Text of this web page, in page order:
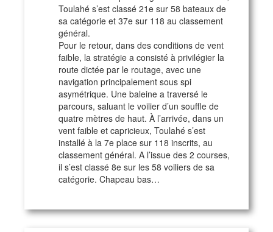
Toulahé s’est classé 21e sur 58 bateaux de
sa catégorie et 37e sur 118 au classement
général.
Pour le retour, dans des conditions de vent
faible, la stratégie a consisté à privilégier la
route dictée par le routage, avec une
navigation principalement sous spi
asymétrique. Une baleine a traversé le
parcours, saluant le voilier d’un souffle de
quatre mètres de haut. À l’arrivée, dans un
vent faible et capricieux, Toulahé s’est
installé à la 7e place sur 118 inscrits, au
classement général. A l’issue des 2 courses,
il s’est classé 8e sur les 58 voiliers de sa
catégorie. Chapeau bas…